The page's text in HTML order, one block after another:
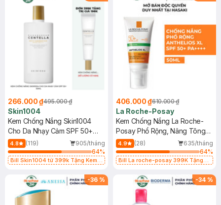
266.000 ₫495.000 ₫
Skin1004
Kem Chống Nắng Skin1004
Cho Da Nhạy Cảm SPF 50+
50ml
4.8 (119)
905/tháng
64%
Bill Skin1004 từ 399k Tặng Kem
SPF 50+ 20ml (SL Có Hạn)
406.000 ₫610.000 ₫
La Roche-Posay
Kem Chống Nắng La Roche-
Posay Phổ Rộng, Nâng Tông
Kiềm Dầu 50ml
4.9 (28)
635/tháng
64%
Bill La roche-posay 399K Tặng
(SL có hạn)
-36 % -34 %